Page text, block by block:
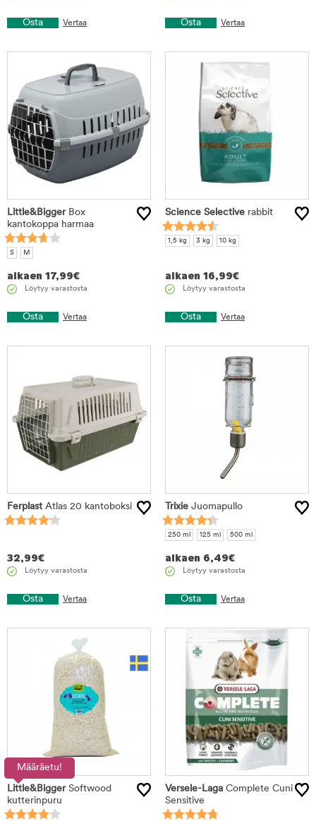
Osta Vertaa Osta Vertaa
Little&BiggerBox
kantokoppa harmaa
S M
alkaen 17,99€
Löytyy varastosta
Osta Vertaa
Science Selective rabbit
1,5 kg 3 kg 10 kg
alkaen 16,99€
Löytyy varastosta
Osta Vertaa
Ferplast Atlas 20 kantoboksi
32,99€
Löytyy varastosta
Osta Vertaa
Trixie Juomapullo
250 ml 125 ml 500 ml
alkaen 6,49€
Löytyy varastosta
Osta Vertaa
Määräetu!
Little&BiggerSoftwood
kutterinpuru
Versele-Laga Complete Cuni
Sensitive